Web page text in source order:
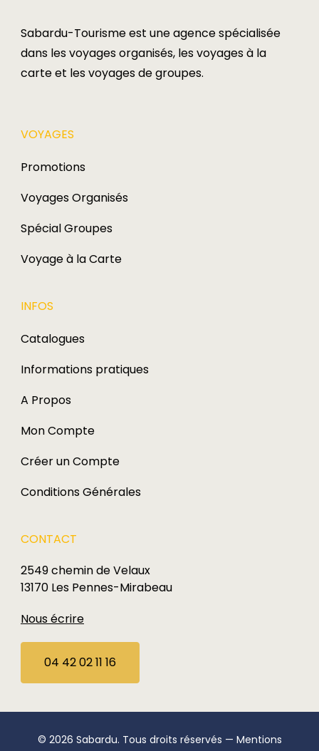
Sabardu-Tourisme est une agence spécialisée
dans les voyages organisés, les voyages à la
carte et les voyages de groupes.​
VOYAGES​
Promotions
Voyages Organisés
Spécial Groupes
Voyage à la Carte
INFOS
Catalogues
Informations pratiques
A Propos
Mon Compte
Créer un Compte
Conditions Générales
CONTACT
2549 chemin de Velaux
13170 Les Pennes-Mirabeau
Nous écrire
04 42 02 11 16
© 2026 Sabardu. Tous droits réservés — Mentions